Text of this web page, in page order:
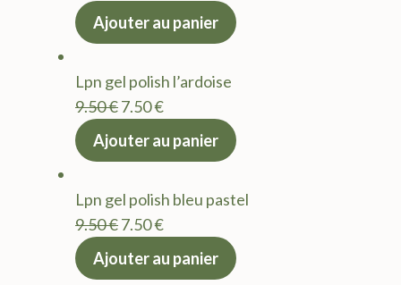
prix
9.50 €.
actuel
7.50 €.
Ajouter au panier
Lpn gel polish l’ardoise
9.50€Le
prix
9.50 €.
7.50€Le
actuel
7.50 €.
Ajouter au panier
Lpn gel polish bleu pastel
9.50€Le
prix
7.50€Le
actuel
Ajouter au panier